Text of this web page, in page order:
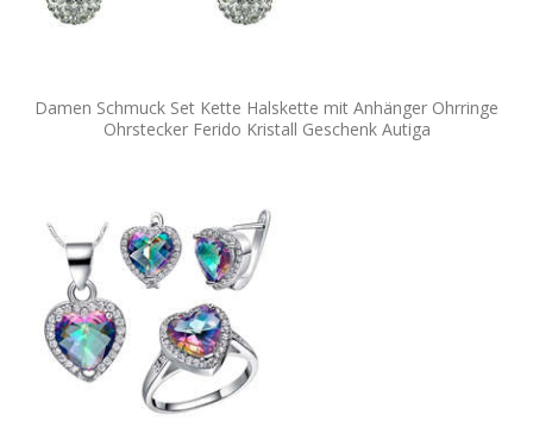
Damen Schmuck Set Kette Halskette mit Anhänger Ohrringe
Ohrstecker Ferido Kristall Geschenk Autiga